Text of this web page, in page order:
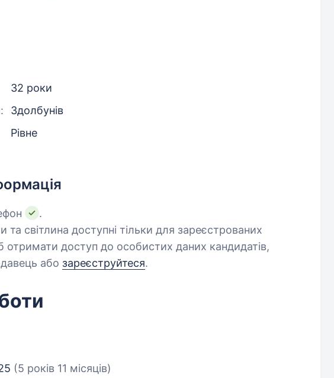
32 роки
Здолбунів
Рівне
.
та світлина доступні тільки для зареєстрованих
отримати доступ до особистих даних кандидатів,
або зареєструйтеся.
(5 років 11 місяців)